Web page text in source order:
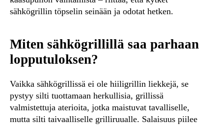
sähkögrillin töpselin seinään ja odotat hetken.
Miten sähkögrillillä saa parhaan
lopputuloksen?
Vaikka sähkögrillissä ei ole hiiligrillin liekkejä, se
pystyy silti tuottamaan herkullisia, grillissä
valmistettuja aterioita, jotka maistuvat tavalliselle,
mutta silti taivaalliselle grilliruualle. Salaisuus piilee